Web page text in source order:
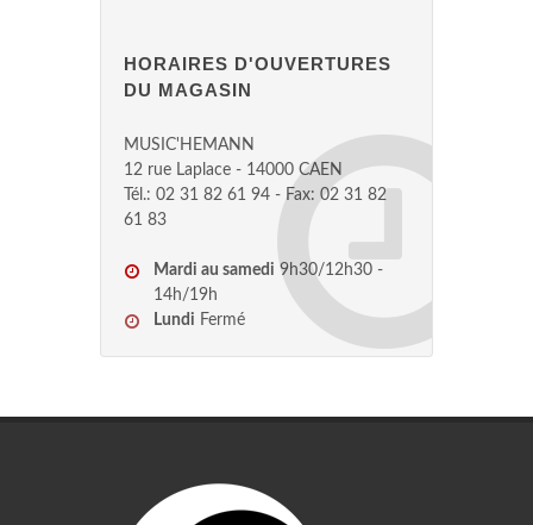
HORAIRES D'OUVERTURES
DU MAGASIN
MUSIC'HEMANN
12 rue Laplace - 14000 CAEN
Tél.: 02 31 82 61 94 - Fax: 02 31 82
61 83
Mardi au samedi 9h30/12h30 -
14h/19h
Lundi Fermé